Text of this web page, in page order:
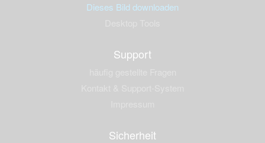
Dieses Bild downloaden
Support
Sicherheit